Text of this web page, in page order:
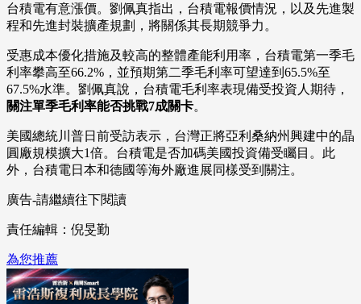
台積電有意漲價。劉佩真指出，台積電報價情況，以及先進製
程和先進封裝擴產規劃，將關係其長期競爭力。
受惠成本優化措施及較高的整體產能利用率，台積電第一季毛
利率攀高至66.2%，並預期第二季毛利率可望達到65.5%至
67.5%水準。劉佩真說，台積電毛利率表現備受投資人期待，
關注單季毛利率能否挑戰7成關卡。
美國總統川普日前受訪表示，台灣正將亞利桑納州興建中的晶
圓廠規模擴大1倍。台積電是否加碼美國投資備受矚目。此
外，台積電日本和德國等海外廠進展同樣受到關注。
廣告-請繼續往下閱讀
責任編輯：倪旻勤
為您推薦